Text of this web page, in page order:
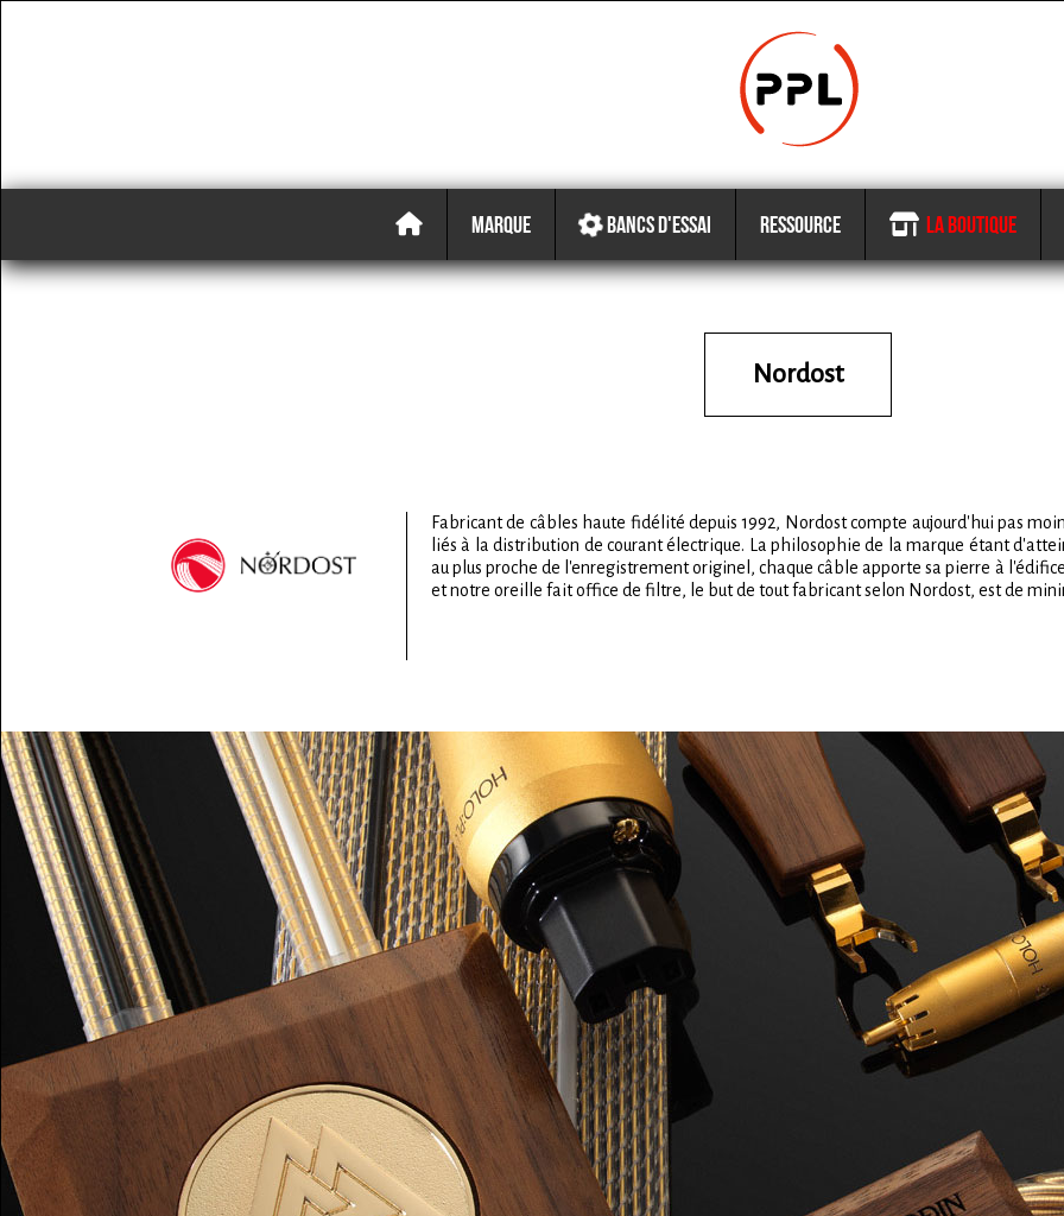
MARQUE BANCS D'ESSAI RESSOURCE LA BOUTIQUE
Nordost
Fabricant de câbles haute fidélité depuis 1992, Nordost compte aujourd'hui pas
liés à la distribution de courant électrique. La philosophie de la marque étant
au plus proche de l'enregistrement originel, chaque câble apporte sa pierre à
et notre oreille fait office de filtre, le but de tout fabricant selon Nordost, est de